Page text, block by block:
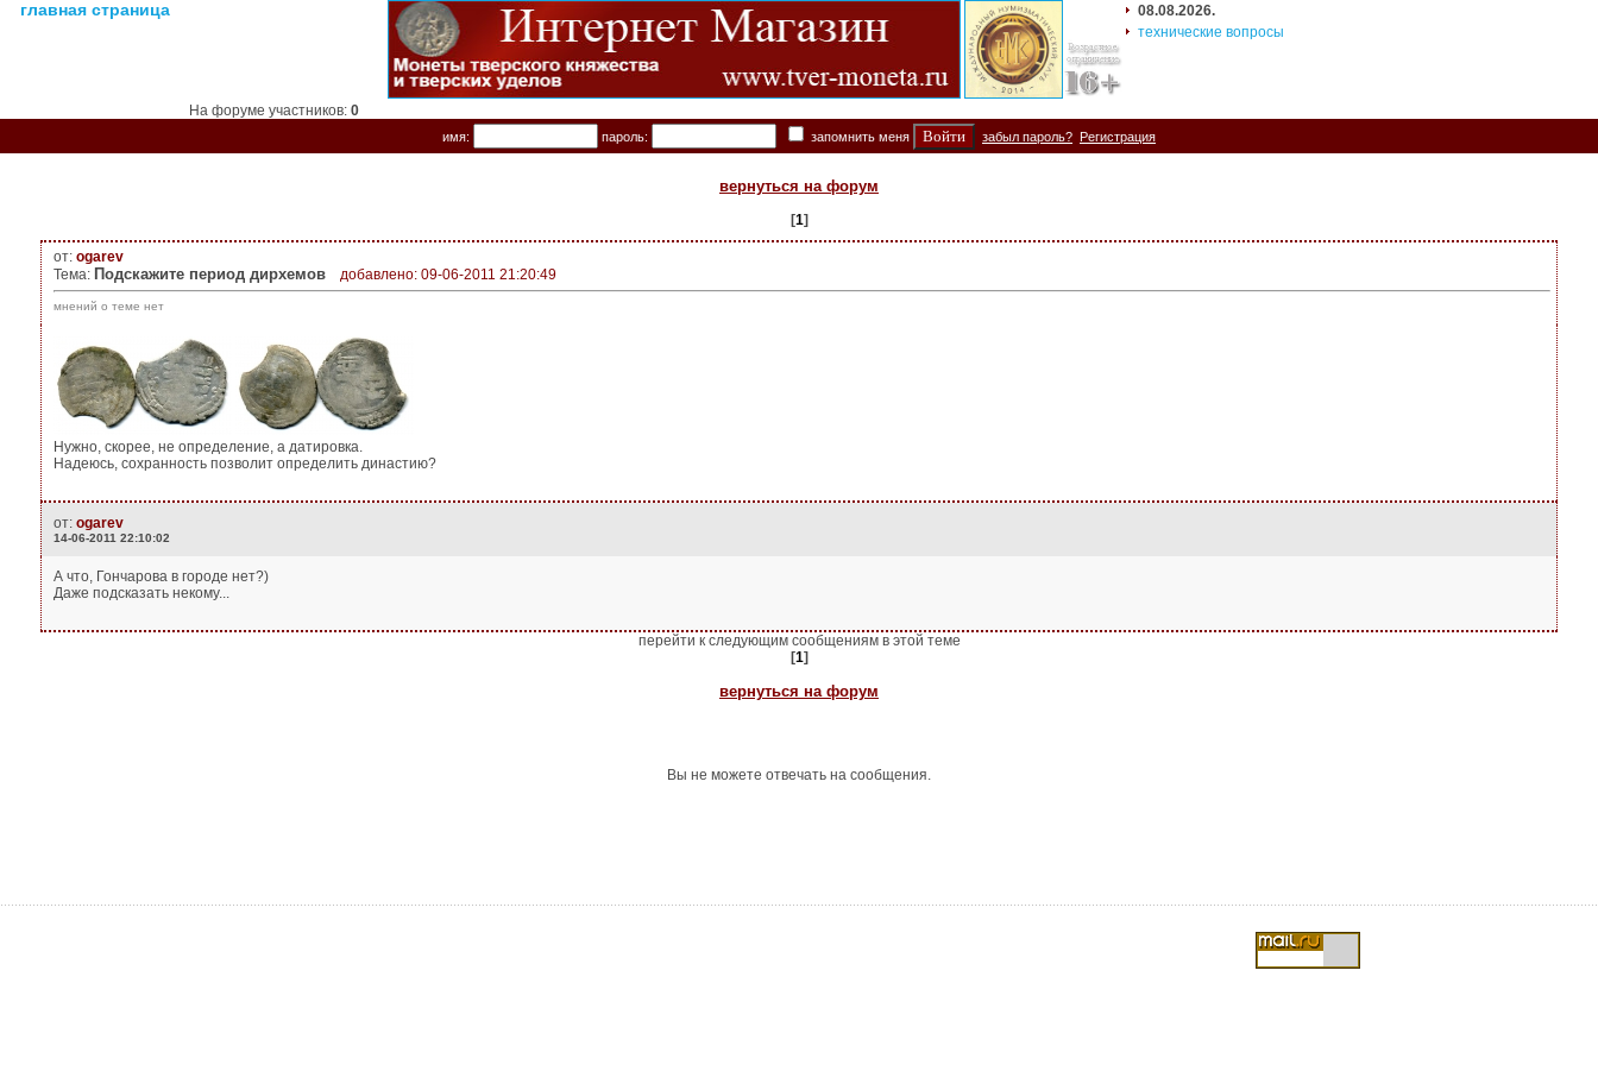
главная страница
На форуме участников: 0
08.08.2026.
технические вопросы
имя: пароль: запомнить меня забыл пароль? Регистрация
вернуться на форум
[1]
от: ogarev
Тема: Подскажите период дирхемов добавлено: 09-06-2011 21:20:49
мнений о теме нет
Нужно, скорее, не определение, а датировка.
Надеюсь, сохранность позволит определить династию?
от: ogarev
14-06-2011 22:10:02
А что, Гончарова в городе нет?)
Даже подсказать некому...
перейти к следующим сообщениям в этой теме
[1]
вернуться на форум
Вы не можете отвечать на сообщения.